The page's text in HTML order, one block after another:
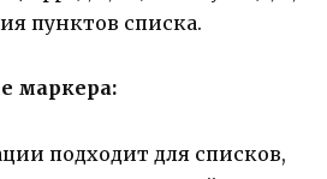
пунктов списка.
маркера:
подходит для списков,